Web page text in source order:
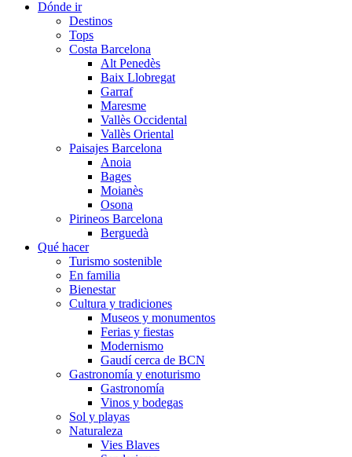
Dónde ir
Destinos
Tops
Costa Barcelona
Alt Penedès
Baix Llobregat
Garraf
Maresme
Vallès Occidental
Vallès Oriental
Paisajes Barcelona
Anoia
Bages
Moianès
Osona
Pirineos Barcelona
Berguedà
Qué hacer
Turismo sostenible
En familia
Bienestar
Cultura y tradiciones
Museos y monumentos
Ferias y fiestas
Modernismo
Gaudí cerca de BCN
Gastronomía y enoturismo
Gastronomía
Vinos y bodegas
Sol y playas
Naturaleza
Vies Blaves